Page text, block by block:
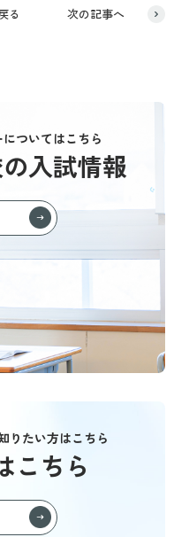
次の記事へ
る
ついてはこちら
入試情報
りたい方はこちら
こちら